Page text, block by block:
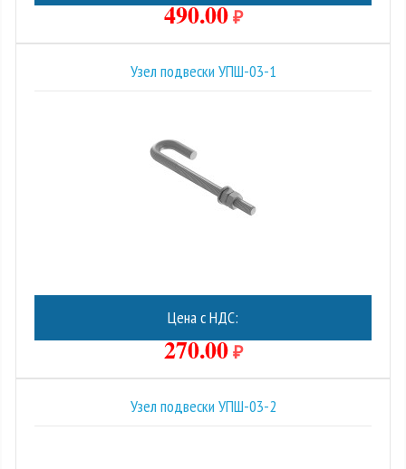
490.00₽
Узел подвески УПШ-03-1
Цена с НДС:
270.00₽
Узел подвески УПШ-03-2